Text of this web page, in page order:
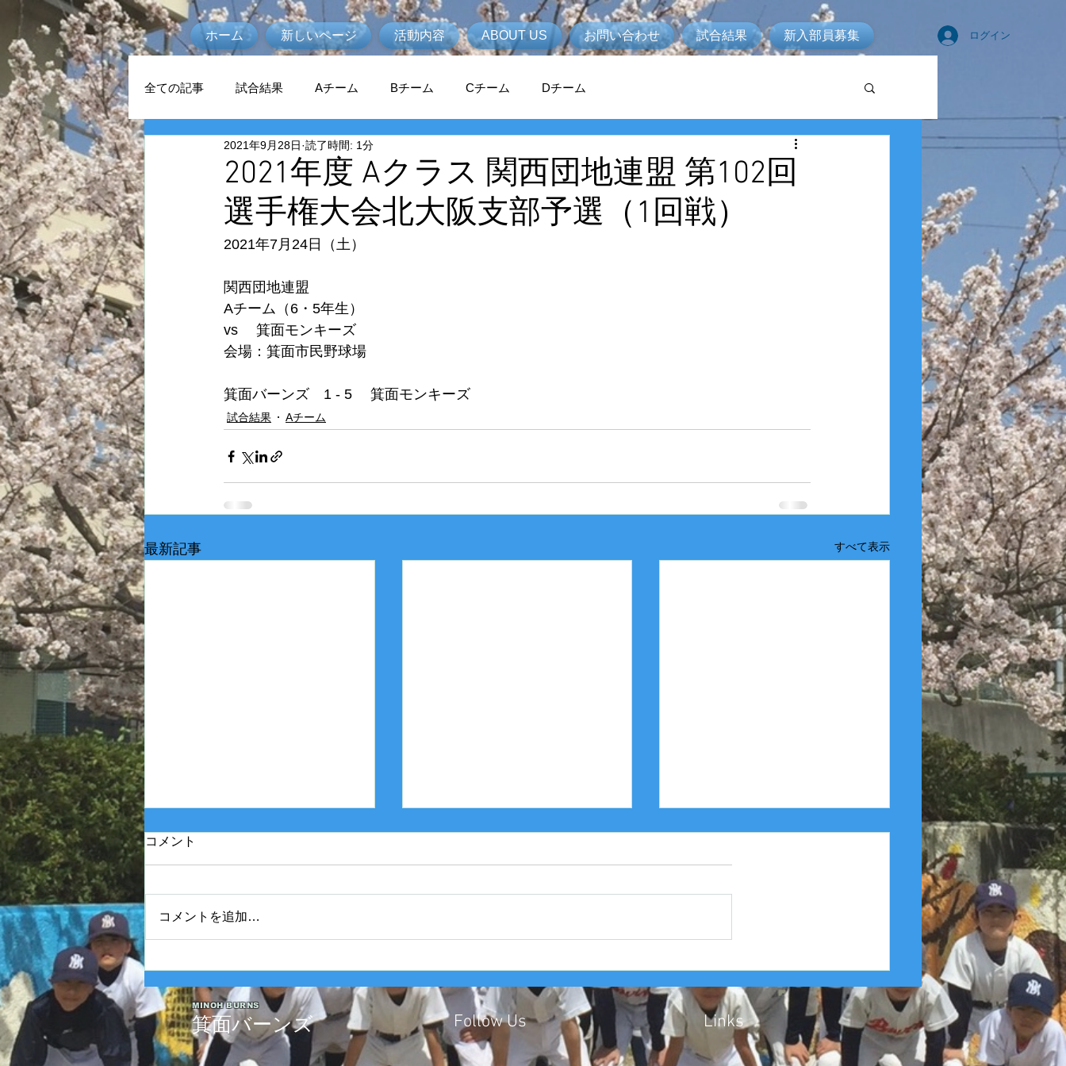
ホーム 新しいページ 活動内容 ABOUT US お問い合わせ 試合結果 新入部員募集 ログイン
全ての記事 試合結果 Aチーム Bチーム Cチーム Dチーム
2021年度 Aクラス 関西団地連盟 第102回
選手権大会北大阪支部予選（1回戦）
2021年9月28日 読了時間: 1分
2021年7月24日（土）
関西団地連盟
Aチーム（6・5年生）
vs　 箕面モンキーズ
会場：箕面市民野球場
箕面バーンズ　1 - 5　 箕面モンキーズ
試合結果 Aチーム
最新記事 すべて表示
2025年度 Bクラス 関西団地連
盟 第110回中央決勝大会北大
阪支部予選最終戦
2025年度 Bクラス 関西団地連
盟 第110回中央決勝大会北大
阪支部予選４戦目
2025年度 Aクラス（縦縞） 豊
中豊友連合 第４６回豊中豊
友大会１回戦
コメント
コメントを追加…
MINOH BURNS
箕面バーンズ Follow Us ​Links